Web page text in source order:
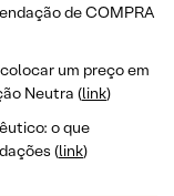
de COMPRA
um preço em
Neutra (link)
o que
(link)